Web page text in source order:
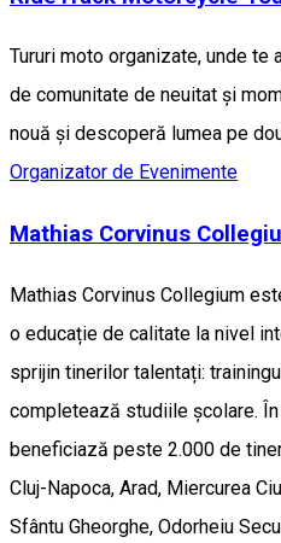
Tururi moto organizate, unde te
de comunitate de neuitat și
nouă și descoperă lumea pe
Organizator de Evenimente
Mathias Corvinus
Mathias Corvinus Collegium
o educație de calitate la nivel
sprijin tinerilor talentați:
completează studiile școlare.
beneficiază peste 2.000 de
Cluj-Napoca, Arad, Miercurea
Sfântu Gheorghe, Odorheiu